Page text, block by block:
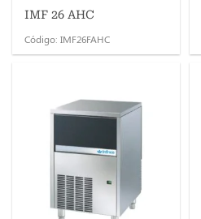
IMF 26 AHC
Código: IMF26FAHC